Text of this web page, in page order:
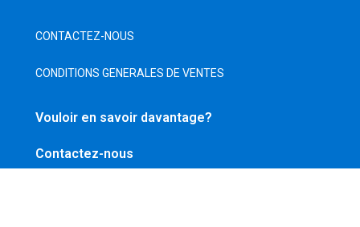
CONTACTEZ-NOUS
CONDITIONS GENERALES DE VENTES
Vouloir en savoir davantage?
Contactez-nous